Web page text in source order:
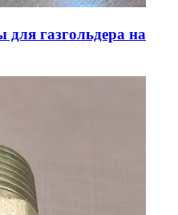
для газгольдера на